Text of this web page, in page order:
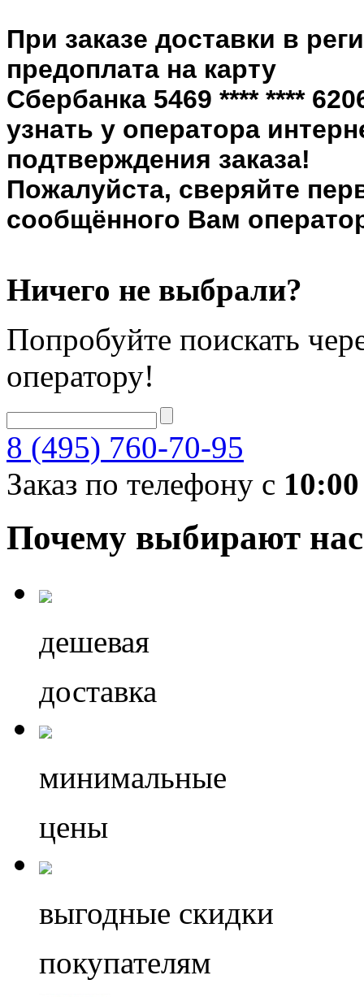
При заказе доставки в
предоплата на карту
Сбербанка 5469 **** ****
узнать у оператора
подтверждения заказа!
Пожалуйста, сверяйте
сообщённого Вам
Ничего не выбрали?
Попробуйте поискать
оператору!
8 (495) 760-70-95
Заказ по телефону с 10:00
Почему выбирают нас
дешевая
доставка
минимальные
цены
выгодные скидки
покупателям